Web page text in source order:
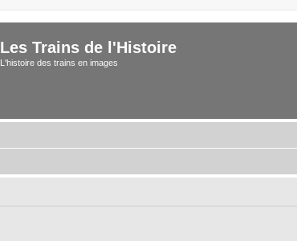
Les Trains de l'Histoire
L'histoire des trains en images